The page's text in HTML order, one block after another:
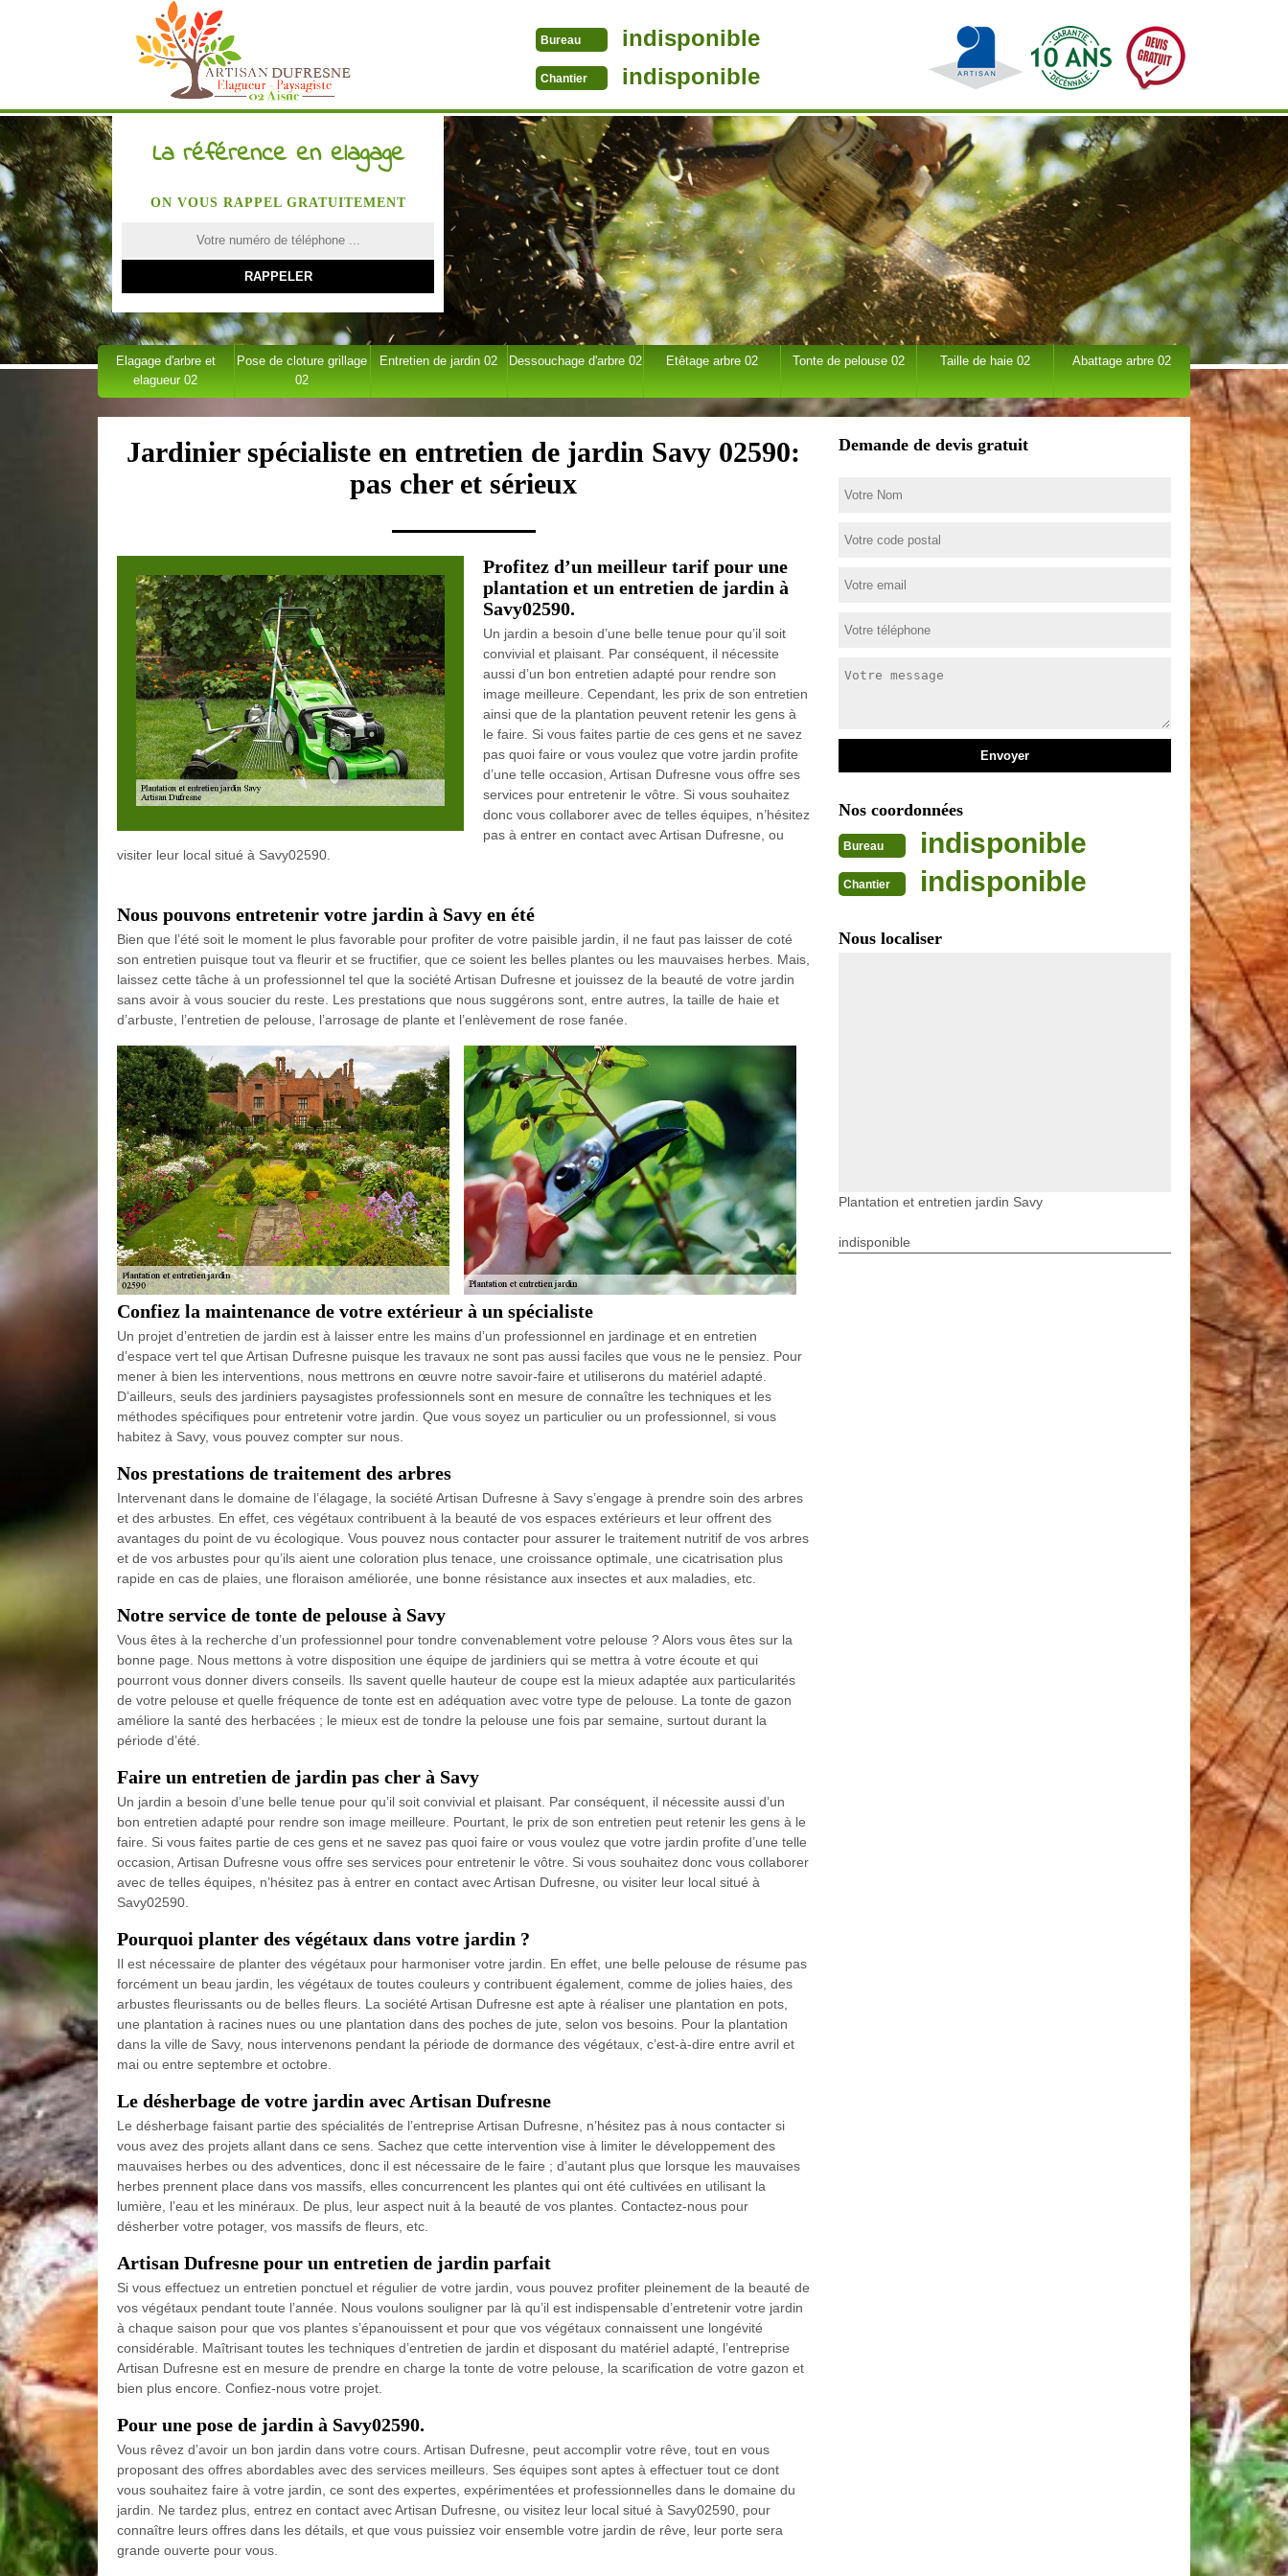
Bureau indisponible
Chantier indisponible
La référence en elagage
ON VOUS RAPPEL GRATUITEMENT
Elagage d'arbre et
elagueur 02
Pose de cloture grillage
02
Entretien de jardin 02 Dessouchage d'arbre 02 Etêtage arbre 02 Tonte de pelouse 02 Taille de haie 02 Abattage arbre 02
Jardinier spécialiste en entretien de jardin Savy 02590:
pas cher et sérieux
Profitez d’un meilleur tarif pour une
plantation et un entretien de jardin à
Savy02590.
Un jardin a besoin d’une belle tenue pour qu’il soit
convivial et plaisant. Par conséquent, il nécessite
aussi d’un bon entretien adapté pour rendre son
image meilleure. Cependant, les prix de son entretien
ainsi que de la plantation peuvent retenir les gens à
le faire. Si vous faites partie de ces gens et ne savez
pas quoi faire or vous voulez que votre jardin profite
d’une telle occasion, Artisan Dufresne vous offre ses
services pour entretenir le vôtre. Si vous souhaitez
donc vous collaborer avec de telles équipes, n’hésitez
pas à entrer en contact avec Artisan Dufresne, ou
visiter leur local situé à Savy02590.
Nous pouvons entretenir votre jardin à Savy en été
Bien que l’été soit le moment le plus favorable pour profiter de votre paisible jardin, il ne faut pas laisser de coté
son entretien puisque tout va fleurir et se fructifier, que ce soient les belles plantes ou les mauvaises herbes. Mais,
laissez cette tâche à un professionnel tel que la société Artisan Dufresne et jouissez de la beauté de votre jardin
sans avoir à vous soucier du reste. Les prestations que nous suggérons sont, entre autres, la taille de haie et
d’arbuste, l’entretien de pelouse, l’arrosage de plante et l’enlèvement de rose fanée.
Confiez la maintenance de votre extérieur à un spécialiste
Un projet d’entretien de jardin est à laisser entre les mains d’un professionnel en jardinage et en entretien
d’espace vert tel que Artisan Dufresne puisque les travaux ne sont pas aussi faciles que vous ne le pensiez. Pour
mener à bien les interventions, nous mettrons en œuvre notre savoir-faire et utiliserons du matériel adapté.
D’ailleurs, seuls des jardiniers paysagistes professionnels sont en mesure de connaître les techniques et les
méthodes spécifiques pour entretenir votre jardin. Que vous soyez un particulier ou un professionnel, si vous
habitez à Savy, vous pouvez compter sur nous.
Nos prestations de traitement des arbres
Intervenant dans le domaine de l’élagage, la société Artisan Dufresne à Savy s’engage à prendre soin des arbres
et des arbustes. En effet, ces végétaux contribuent à la beauté de vos espaces extérieurs et leur offrent des
avantages du point de vu écologique. Vous pouvez nous contacter pour assurer le traitement nutritif de vos arbres
et de vos arbustes pour qu’ils aient une coloration plus tenace, une croissance optimale, une cicatrisation plus
rapide en cas de plaies, une floraison améliorée, une bonne résistance aux insectes et aux maladies, etc.
Notre service de tonte de pelouse à Savy
Vous êtes à la recherche d’un professionnel pour tondre convenablement votre pelouse ? Alors vous êtes sur la
bonne page. Nous mettons à votre disposition une équipe de jardiniers qui se mettra à votre écoute et qui
pourront vous donner divers conseils. Ils savent quelle hauteur de coupe est la mieux adaptée aux particularités
de votre pelouse et quelle fréquence de tonte est en adéquation avec votre type de pelouse. La tonte de gazon
améliore la santé des herbacées ; le mieux est de tondre la pelouse une fois par semaine, surtout durant la
période d’été.
Faire un entretien de jardin pas cher à Savy
Un jardin a besoin d’une belle tenue pour qu’il soit convivial et plaisant. Par conséquent, il nécessite aussi d’un
bon entretien adapté pour rendre son image meilleure. Pourtant, le prix de son entretien peut retenir les gens à le
faire. Si vous faites partie de ces gens et ne savez pas quoi faire or vous voulez que votre jardin profite d’une telle
occasion, Artisan Dufresne vous offre ses services pour entretenir le vôtre. Si vous souhaitez donc vous collaborer
avec de telles équipes, n’hésitez pas à entrer en contact avec Artisan Dufresne, ou visiter leur local situé à
Savy02590.
Pourquoi planter des végétaux dans votre jardin ?
Il est nécessaire de planter des végétaux pour harmoniser votre jardin. En effet, une belle pelouse de résume pas
forcément un beau jardin, les végétaux de toutes couleurs y contribuent également, comme de jolies haies, des
arbustes fleurissants ou de belles fleurs. La société Artisan Dufresne est apte à réaliser une plantation en pots,
une plantation à racines nues ou une plantation dans des poches de jute, selon vos besoins. Pour la plantation
dans la ville de Savy, nous intervenons pendant la période de dormance des végétaux, c’est-à-dire entre avril et
mai ou entre septembre et octobre.
Le désherbage de votre jardin avec Artisan Dufresne
Le désherbage faisant partie des spécialités de l’entreprise Artisan Dufresne, n’hésitez pas à nous contacter si
vous avez des projets allant dans ce sens. Sachez que cette intervention vise à limiter le développement des
mauvaises herbes ou des adventices, donc il est nécessaire de le faire ; d’autant plus que lorsque les mauvaises
herbes prennent place dans vos massifs, elles concurrencent les plantes qui ont été cultivées en utilisant la
lumière, l’eau et les minéraux. De plus, leur aspect nuit à la beauté de vos plantes. Contactez-nous pour
désherber votre potager, vos massifs de fleurs, etc.
Artisan Dufresne pour un entretien de jardin parfait
Si vous effectuez un entretien ponctuel et régulier de votre jardin, vous pouvez profiter pleinement de la beauté de
vos végétaux pendant toute l’année. Nous voulons souligner par là qu’il est indispensable d’entretenir votre jardin
à chaque saison pour que vos plantes s’épanouissent et pour que vos végétaux connaissent une longévité
considérable. Maîtrisant toutes les techniques d’entretien de jardin et disposant du matériel adapté, l’entreprise
Artisan Dufresne est en mesure de prendre en charge la tonte de votre pelouse, la scarification de votre gazon et
bien plus encore. Confiez-nous votre projet.
Pour une pose de jardin à Savy02590.
Vous rêvez d’avoir un bon jardin dans votre cours. Artisan Dufresne, peut accomplir votre rêve, tout en vous
proposant des offres abordables avec des services meilleurs. Ses équipes sont aptes à effectuer tout ce dont
vous souhaitez faire à votre jardin, ce sont des expertes, expérimentées et professionnelles dans le domaine du
jardin. Ne tardez plus, entrez en contact avec Artisan Dufresne, ou visitez leur local situé à Savy02590, pour
connaître leurs offres dans les détails, et que vous puissiez voir ensemble votre jardin de rêve, leur porte sera
grande ouverte pour vous.
Demande de devis gratuit
Nos coordonnées
Bureau indisponible
Chantier indisponible
Nous localiser
Plantation et entretien jardin Savy
indisponible